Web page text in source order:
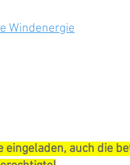
Windenergie
auch die